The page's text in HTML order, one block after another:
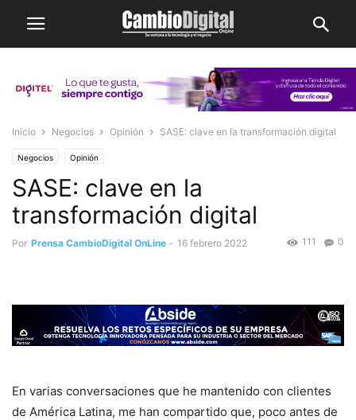
Inicio Negocios Opinión SASE: clave en la transformación digital
Negocios Opinión
SASE: clave en la
transformación digital
Por Prensa CambioDigital OnLine - 16 febrero 2022 0
111
En varias conversaciones que he mantenido con clientes
de América Latina, me han compartido que, poco antes de